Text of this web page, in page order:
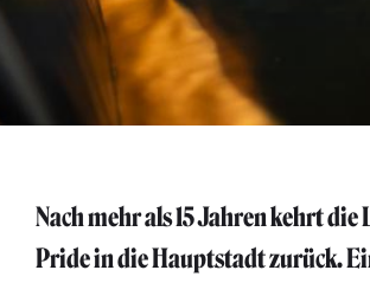
Nach mehr als 15 Jahren kehrt
Pride in die Hauptstadt zurück.